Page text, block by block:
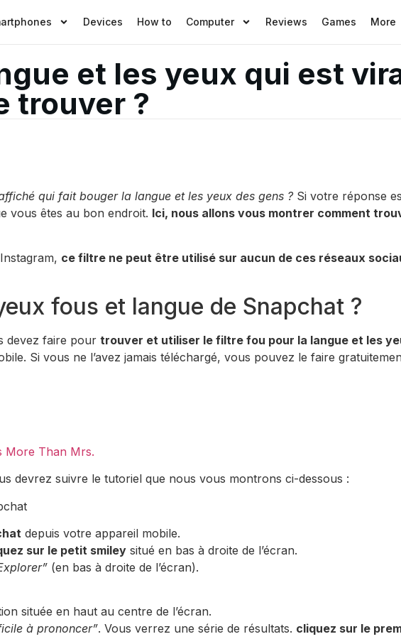
Devices How to Computer Reviews Games More
et les yeux qui est
trouver ?
qui fait bouger la langue et les yeux des gens ?Si votre réponse
vous êtes au bon endroit. Ici, nous allons vous montrer comment
ce filtre ne peut être utilisé sur aucun de ces réseaux
fous et langue de Snapchat ?
devez faire pour trouver et utiliser le filtre fou pour la langue et les
Si vous ne l’avez jamais téléchargé, vous pouvez le faire
More Than Mrs.
devrez suivre le tutoriel que nous vous montrons ci-dessous :
depuis votre appareil mobile.
sur le petit smiley situé en bas à droite de l’écran.
(en bas à droite de l’écran).
située en haut au centre de l’écran.
à prononcer”. Vous verrez une série de résultats. cliquez sur le